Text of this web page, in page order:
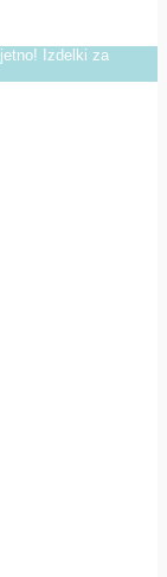
Izdelki za